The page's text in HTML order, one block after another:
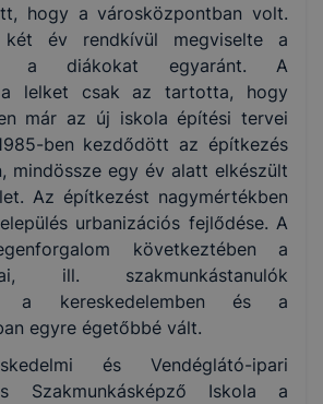
hogy a városközpontban volt.
év rendkívül megviselte a
a diákokat egyaránt. A
a lelket csak az tartotta, hogy
már az új iskola építési tervei
ben kezdődött az építkezés
mindössze egy év alatt elkészült
Az építkezést nagymértékben
urbanizációs fejlődése. A
következtében a
ill. szakmunkástanulók
a kereskedelemben és a
egyre égetőbbé vált.
és Vendéglátó-ipari
Szakmunkásképző Iskola a